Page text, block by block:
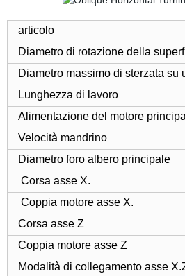
articolo
Diametro di rotazione della
Diametro massimo di sterzata su
Lunghezza di lavoro
Alimentazione del motore
Velocità mandrino
Diametro foro albero principale
Corsa asse X.
Coppia motore asse X.
Corsa asse Z
Coppia motore asse Z
Modalità di collegamento asse